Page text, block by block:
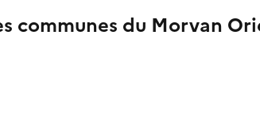
communes du Morvan